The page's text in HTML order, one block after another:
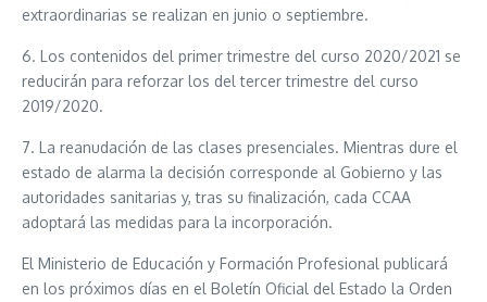
extraordinarias se realizan en junio o septiembre.
6. Los contenidos del primer trimestre del curso 2020/2021 se
reducirán para reforzar los del tercer trimestre del curso
2019/2020.
7. La reanudación de las clases presenciales. Mientras dure el
estado de alarma la decisión corresponde al Gobierno y las
autoridades sanitarias y, tras su finalización, cada CCAA
adoptará las medidas para la incorporación.
El Ministerio de Educación y Formación Profesional publicará
en los próximos días en el Boletín Oficial del Estado la Orden